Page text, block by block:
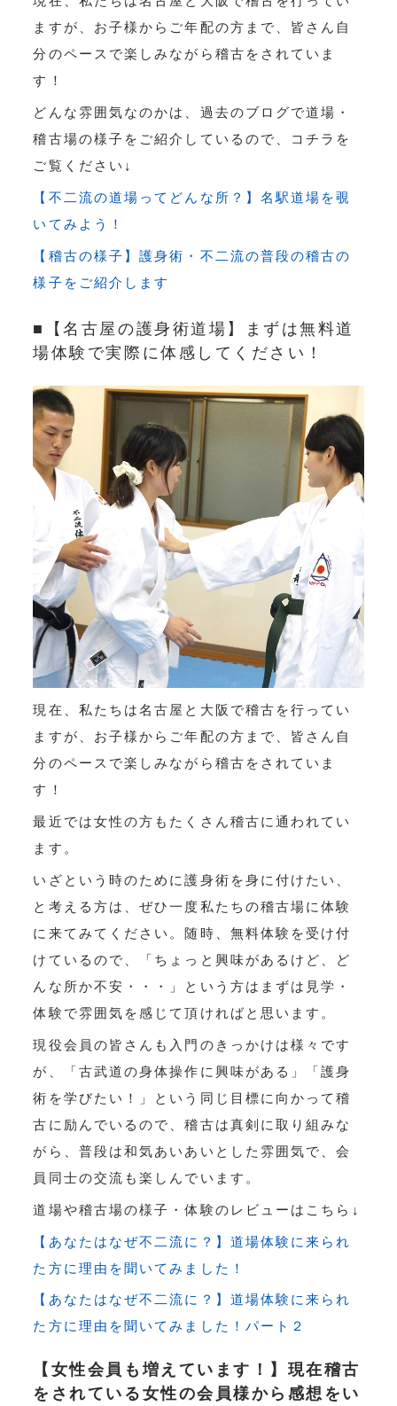
ますが、お子様からご年配の方まで、皆さん自
分のペースで楽しみながら稽古をされていま
す！
どんな雰囲気なのかは、過去のブログで道場・
稽古場の様子をご紹介しているので、コチラを
ご覧ください↓
【不二流の道場ってどんな所？】名駅道場を覗
いてみよう！
【稽古の様子】護身術・不二流の普段の稽古の
様子をご紹介します
■【名古屋の護身術道場】まずは無料道
場体験で実際に体感してください！
現在、私たちは名古屋と大阪で稽古を行ってい
ますが、お子様からご年配の方まで、皆さん自
分のペースで楽しみながら稽古をされていま
す！
最近では女性の方もたくさん稽古に通われてい
ます。
いざという時のために護身術を身に付けたい、
と考える方は、ぜひ一度私たちの稽古場に体験
に来てみてください。随時、無料体験を受け付
けているので、「ちょっと興味があるけど、ど
んな所か不安・・・」という方はまずは見学・
体験で雰囲気を感じて頂ければと思います。
現役会員の皆さんも入門のきっかけは様々です
が、「古武道の身体操作に興味がある」「護身
術を学びたい！」という同じ目標に向かって稽
古に励んでいるので、稽古は真剣に取り組みな
がら、普段は和気あいあいとした雰囲気で、会
員同士の交流も楽しんでいます。
道場や稽古場の様子・体験のレビューはこちら↓
【あなたはなぜ不二流に？】道場体験に来られ
た方に理由を聞いてみました！
【あなたはなぜ不二流に？】道場体験に来られ
た方に理由を聞いてみました！パート２
【女性会員も増えています！】現在稽古
をされている女性の会員様から感想をい